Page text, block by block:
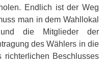
Endlich ist der Weg
man in dem Wahllokal
die Mitglieder der
des Wählers in die
richterlichen Beschlusses